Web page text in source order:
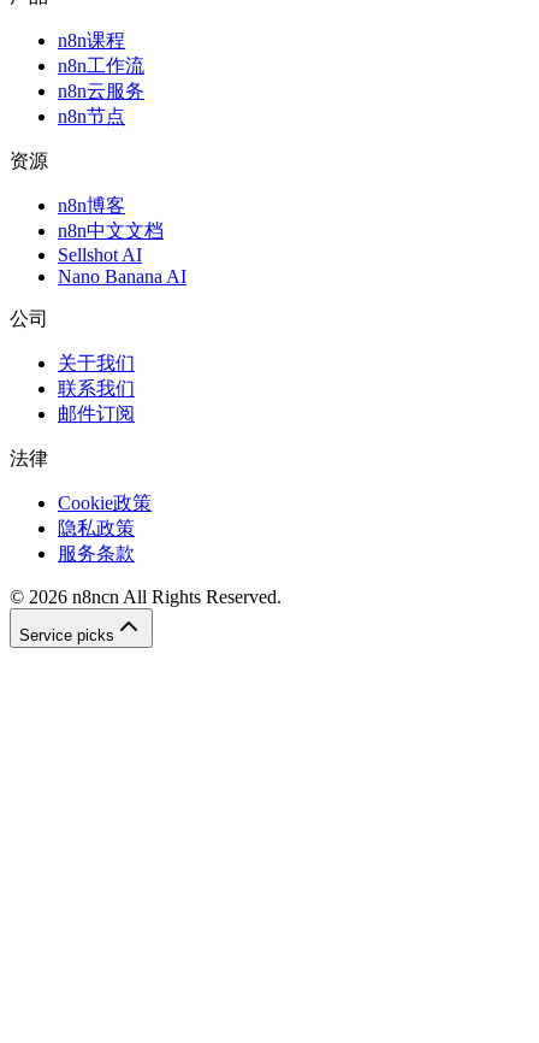
n8n课程
n8n工作流
n8n云服务
n8n节点
资源
n8n博客
n8n中文文档
Sellshot AI
Nano Banana AI
公司
关于我们
联系我们
邮件订阅
法律
Cookie政策
隐私政策
服务条款
© 2026 n8ncn All Rights Reserved.
Service picks